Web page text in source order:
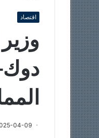
اقتصاد
04-09